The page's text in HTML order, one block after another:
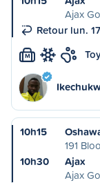
Ajax
Retour lun.
M
10h15
191
10h30
Ajax
Ajax